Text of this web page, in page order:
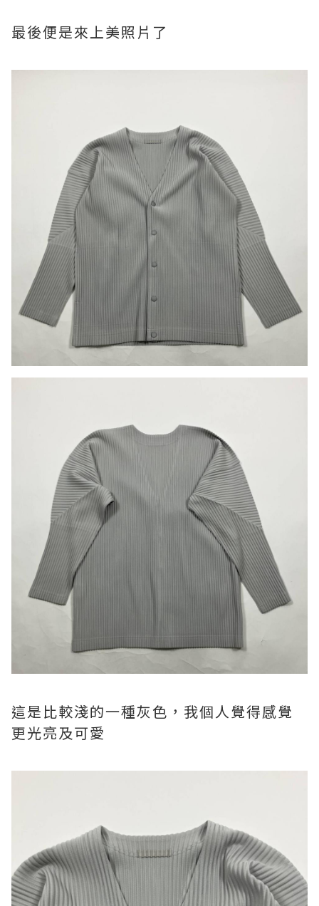
最後便是來上美照片了
這是比較淺的一種灰色，我個人覺得感覺
更光亮及可愛